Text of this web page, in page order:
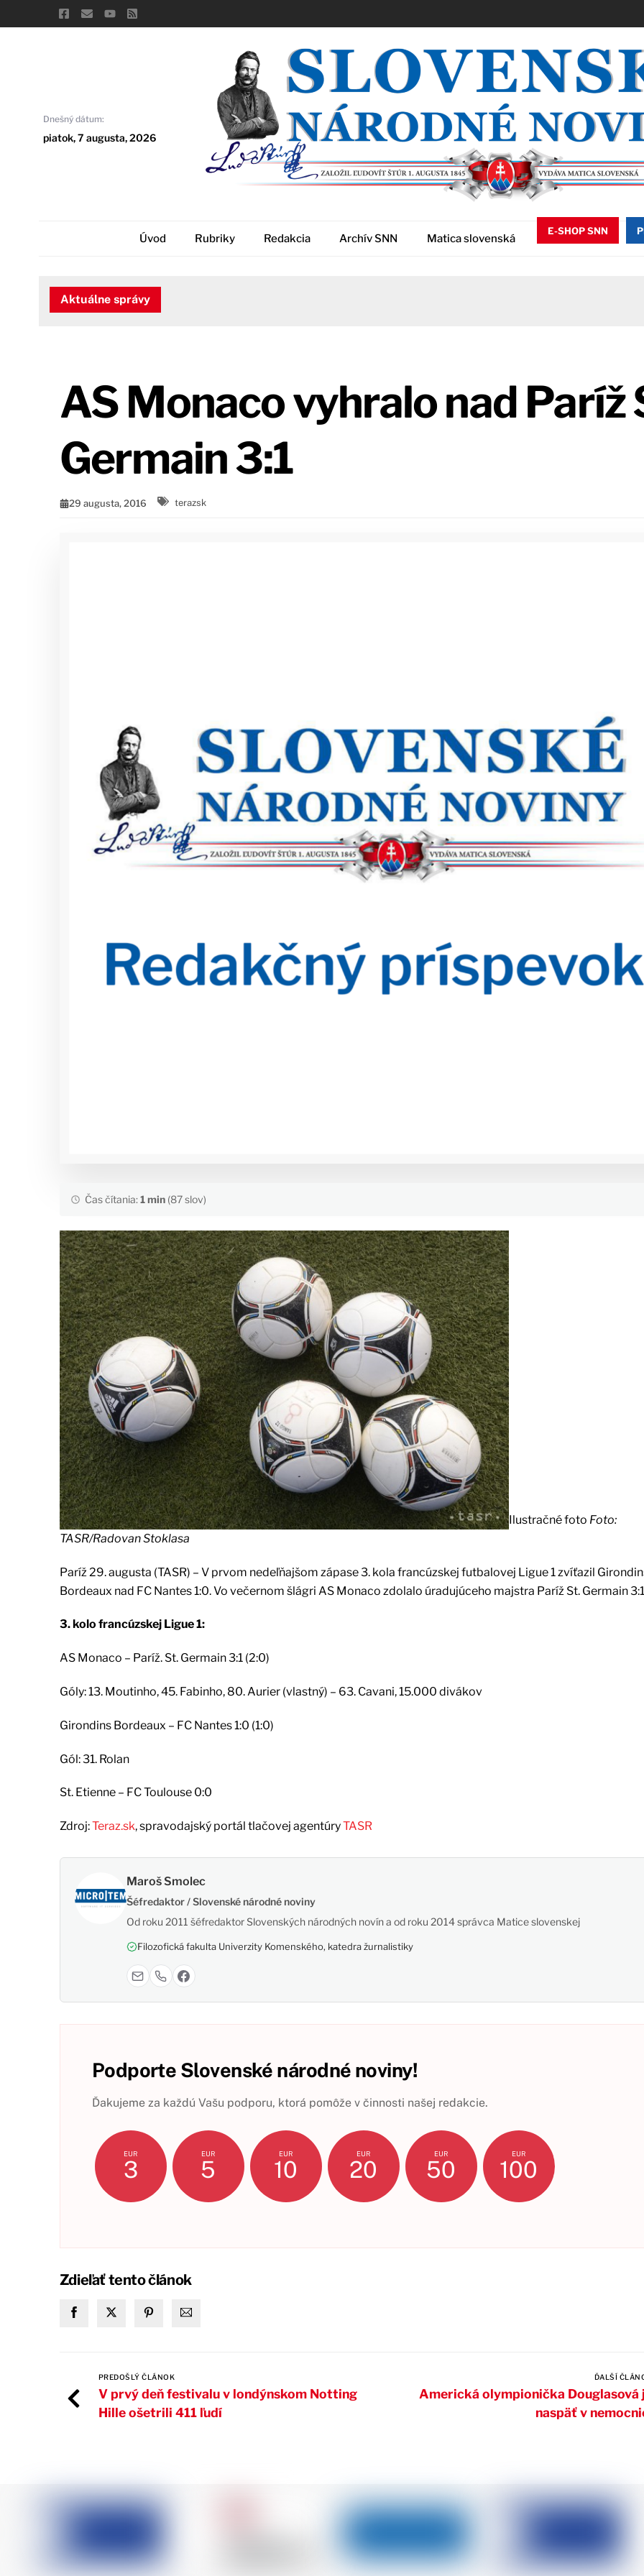
to
Dnešný dátum:
piatok, 7 augusta, 2026
Úvod Rubriky Redakcia Archív SNN Matica slovenská
E-SHOP SNN
Aktuálne správy
AS Monaco vyhralo nad Paríž
Germain 3:1
29 augusta, 2016 terazsk
Čas čítania:1 min(87 slov)
Ilustračné foto Foto:
TASR/Radovan Stoklasa
Paríž 29. augusta (TASR) – V prvom nedeľňajšom zápase 3. kola francúzskej futbalovej Ligue 1 zvíťazil
Bordeaux nad FC Nantes 1:0. Vo večernom šlágri AS Monaco zdolalo úradujúceho majstra Paríž St. Germain
3. kolo francúzskej Ligue 1:
AS Monaco – Paríž. St. Germain 3:1 (2:0)
Góly: 13. Moutinho, 45. Fabinho, 80. Aurier (vlastný) – 63. Cavani, 15.000 divákov
Girondins Bordeaux – FC Nantes 1:0 (1:0)
Gól: 31. Rolan
St. Etienne – FC Toulouse 0:0
Zdroj:Teraz.sk, spravodajský portál tlačovej agentúryTASR
Maroš Smolec
Šéfredaktor / Slovenské národné noviny
Od roku 2011 šéfredaktor Slovenských národných novín a od roku 2014 správca Matice slovenskej
Filozofická fakulta Univerzity Komenského, katedra žurnalistiky
Podporte Slovenské národné noviny!
Ďakujeme za každú Vašu podporu, ktorá pomôže v činnosti našej redakcie.
EUR
3
EUR
5
EUR
10
EUR
20
EUR
50
EUR
100
Zdieľať tento článok
PREDOŠLÝ ČLÁNOK
V prvý deň festivalu v londýnskom Notting
Hille ošetrili 411 ľudí
ĎALŠÍ
Americká olympionička Douglasová
naspäť v